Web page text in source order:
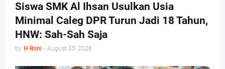
Siswa SMK Al Ihsan Usulkan Usia
Minimal Caleg DPR Turun Jadi 18 Tahun,
HNW: Sah-Sah Saja
by H Roni - August 05, 2026